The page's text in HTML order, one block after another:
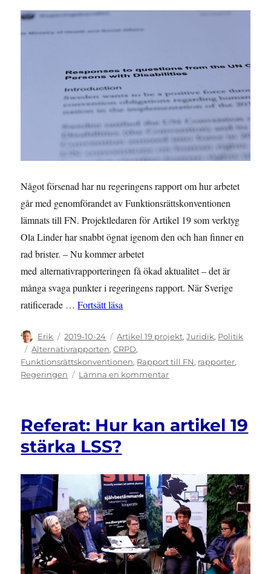
Något försenad har nu regeringens rapport om hur arbetet
går med genomförandet av Funktionsrättskonventionen
lämnats till FN. Projektledaren för Artikel 19 som verktyg
Ola Linder har snabbt ögnat igenom den och han finner en
rad brister. – Nu kommer arbetet
med alternativrapporteringen få ökad aktualitet – det är
många svaga punkter i regeringens rapport. När Sverige
ratificerade …Fortsätt läsa
Författare
Erik
Publicerat
den
2019-10-24 Kategorier
Artikel 19 projekt,Juridik, Politik
Etiketter
Alternativrapporten,CRPD,
Funktionsrättskonventionen, Rapport till FN, rapporter,
Regeringen
Lämna en kommentartill
i
Referat: Hur kan artikel 19
stärka LSS?